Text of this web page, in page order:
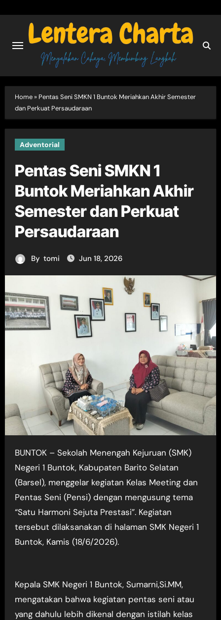
Home» Pentas Seni SMKN 1 Buntok Meriahkan Akhir Semester
dan Perkuat Persaudaraan
Adventorial
Pentas Seni SMKN 1
Buntok Meriahkan Akhir
Semester dan Perkuat
Persaudaraan
By tomi Jun 18, 2026
BUNTOK – Sekolah Menengah Kejuruan (SMK)
Negeri 1 Buntok, Kabupaten Barito Selatan
(Barsel), menggelar kegiatan Kelas Meeting dan
Pentas Seni (Pensi) dengan mengusung tema
“Satu Harmoni Sejuta Prestasi”. Kegiatan
tersebut dilaksanakan di halaman SMK Negeri 1
Buntok, Kamis (18/6/2026).
Kepala SMK Negeri 1 Buntok, Sumarni,Si.MM,
mengatakan bahwa kegiatan pentas seni atau
yang dahulu lebih dikenal dengan istilah kelas